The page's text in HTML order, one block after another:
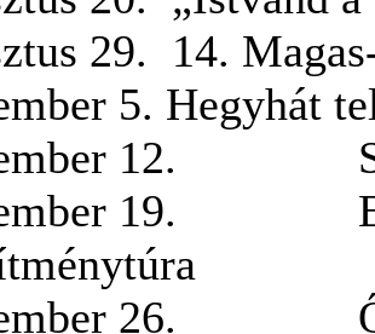
29. 14.
5. Hegyhát
12.
19.
26. Őszi